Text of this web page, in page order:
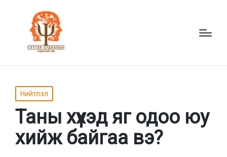
Posted
in
Нийтлэл
Таны хүүхэд яг одоо юу
хийж байгаа вэ?